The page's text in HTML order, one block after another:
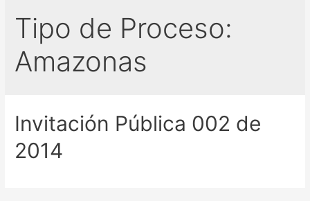
Tipo de Proceso:
Amazonas
Invitación Pública 002 de
2014